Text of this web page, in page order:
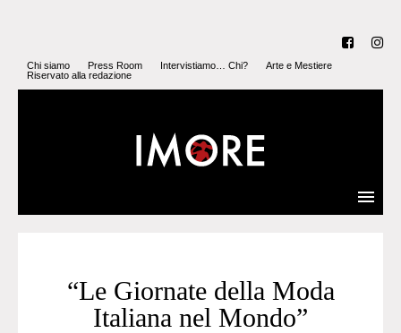
Chi siamo Press Room Intervistiamo… Chi?
Arte e Mestiere
Riservato alla redazione
“Le Giornate della Moda
Italiana nel Mondo”